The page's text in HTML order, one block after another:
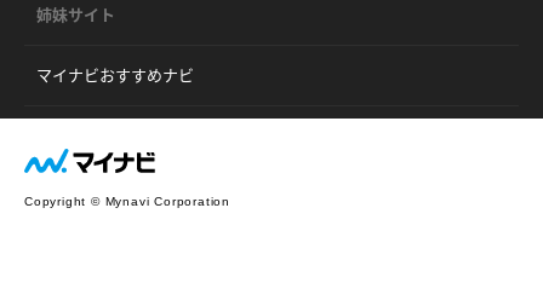
姉妹サイト
マイナビおすすめナビ
Copyright © Mynavi Corporation